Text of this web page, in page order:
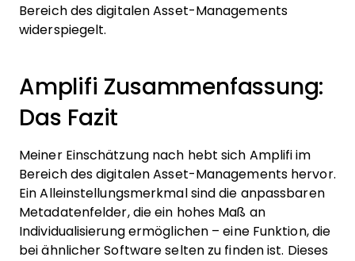
Bereich des digitalen Asset-Managements
widerspiegelt.
Amplifi Zusammenfassung:
Das Fazit
Meiner Einschätzung nach hebt sich Amplifi im
Bereich des digitalen Asset-Managements hervor.
Ein Alleinstellungsmerkmal sind die anpassbaren
Metadatenfelder, die ein hohes Maß an
Individualisierung ermöglichen – eine Funktion, die
bei ähnlicher Software selten zu finden ist. Dieses